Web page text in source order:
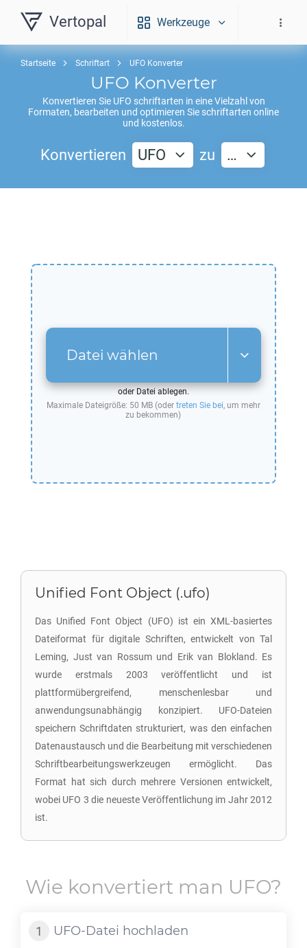
Vertopal Werkzeuge
Startseite Schriftart UFO Konverter
UFO Konverter
Konvertieren Sie UFO schriftarten in eine Vielzahl von
Formaten, bearbeiten und optimieren Sie schriftarten online
und kostenlos.
Konvertieren UFO zu …
Datei wählen
oder Datei ablegen.
Maximale Dateigröße: 50 MB (oder treten Sie bei, um mehr
zu bekommen)
Unified Font Object (.ufo)
Das Unified Font Object (UFO) ist ein XML-basiertes
Dateiformat für digitale Schriften, entwickelt von Tal
Leming, Just van Rossum und Erik van Blokland. Es
wurde erstmals 2003 veröffentlicht und ist
plattformübergreifend, menschenlesbar und
anwendungsunabhängig konzipiert. UFO-Dateien
speichern Schriftdaten strukturiert, was den einfachen
Datenaustausch und die Bearbeitung mit verschiedenen
Schriftbearbeitungswerkzeugen ermöglicht. Das
Format hat sich durch mehrere Versionen entwickelt,
wobei UFO 3 die neueste Veröffentlichung im Jahr 2012
ist.
Wie konvertiert man UFO?
UFO-Datei hochladen